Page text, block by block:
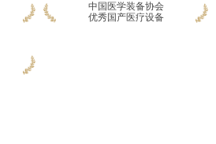
中国医学装备协会
优秀国产医疗设备